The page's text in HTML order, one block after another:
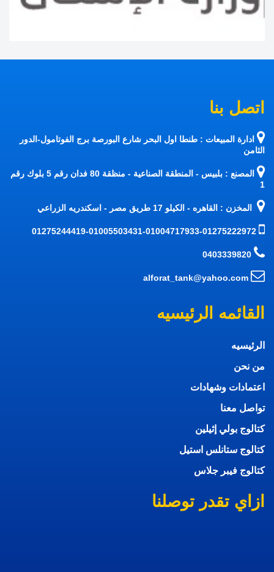
اتصل بنا
ادارة المبيعات : طنطا اول البحر شارع البورصة برج الفوتامول-الدور
الثامن
المصنع : بلبيس - المنطقة الصناعية - منظقة 80 فدان رقم 5 بلوك رقم
1
المخزن : القاهره - الكيلو 17 طريق مصر - اسكندريه الزراعي
01275244419-01005503431-01004717933-01275222972
0403339820
alforat_tank@yahoo.com
القائمه الرئيسيه
الرئيسيه
من نحن
اعتمادات وشهادات
تواصل معنا
كتالوج بولي إثيلين
كتالوج ستانلس استيل
كتالوج فيبر جلاس
ازاي تقدر توصلنا